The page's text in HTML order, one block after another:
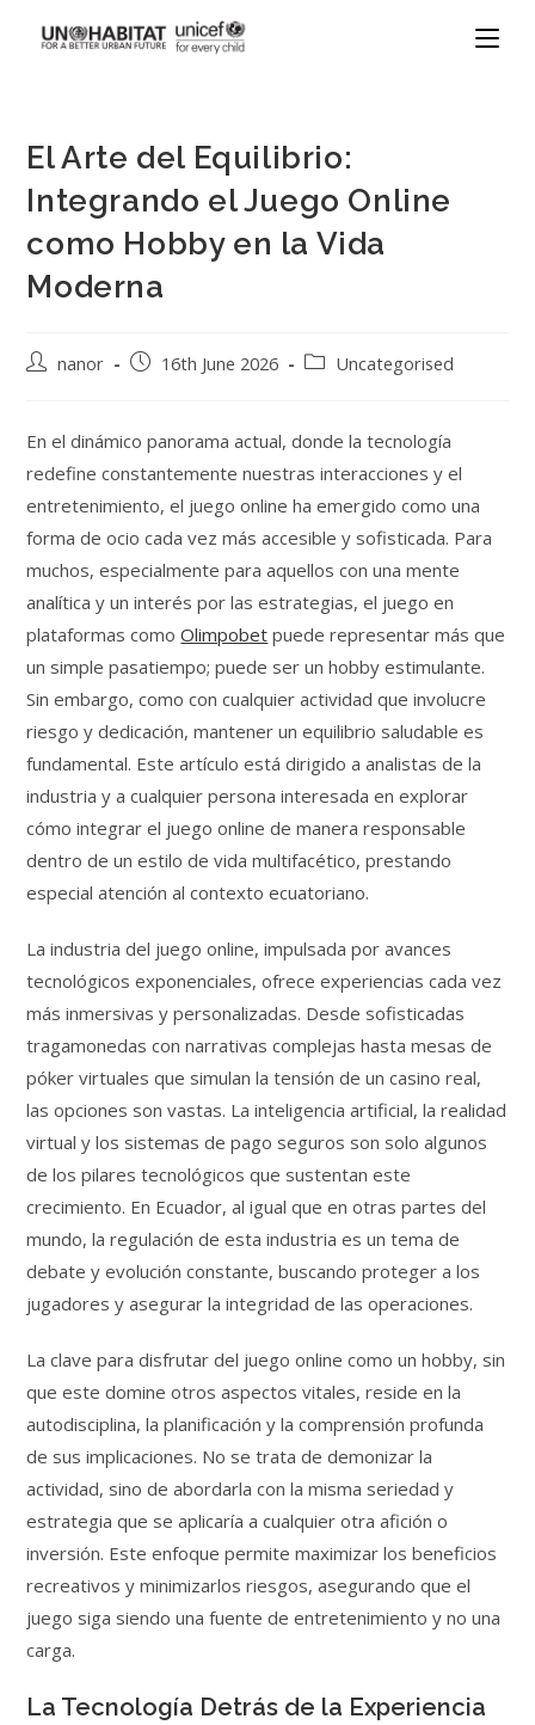
El Arte del Equilibrio:
Integrando el Juego Online
como Hobby en la Vida
Moderna
nanor 16th June 2026 Uncategorised
En el dinámico panorama actual, donde la tecnología
redefine constantemente nuestras interacciones y el
entretenimiento, el juego online ha emergido como una
forma de ocio cada vez más accesible y sofisticada. Para
muchos, especialmente para aquellos con una mente
analítica y un interés por las estrategias, el juego en
plataformas comoOlimpobet puede representar más que
un simple pasatiempo; puede ser un hobby estimulante.
Sin embargo, como con cualquier actividad que involucre
riesgo y dedicación, mantener un equilibrio saludable es
fundamental. Este artículo está dirigido a analistas de la
industria y a cualquier persona interesada en explorar
cómo integrar el juego online de manera responsable
dentro de un estilo de vida multifacético, prestando
especial atención al contexto ecuatoriano.
La industria del juego online, impulsada por avances
tecnológicos exponenciales, ofrece experiencias cada vez
más inmersivas y personalizadas. Desde sofisticadas
tragamonedas con narrativas complejas hasta mesas de
póker virtuales que simulan la tensión de un casino real,
las opciones son vastas. La inteligencia artificial, la realidad
virtual y los sistemas de pago seguros son solo algunos
de los pilares tecnológicos que sustentan este
crecimiento. En Ecuador, al igual que en otras partes del
mundo, la regulación de esta industria es un tema de
debate y evolución constante, buscando proteger a los
jugadores y asegurar la integridad de las operaciones.
La clave para disfrutar del juego online como un hobby, sin
que este domine otros aspectos vitales, reside en la
autodisciplina, la planificación y la comprensión profunda
de sus implicaciones. No se trata de demonizar la
actividad, sino de abordarla con la misma seriedad y
estrategia que se aplicaría a cualquier otra afición o
inversión. Este enfoque permite maximizar los beneficios
recreativos y minimizarlos riesgos, asegurando que el
juego siga siendo una fuente de entretenimiento y no una
carga.
La Tecnología Detrás de la Experiencia